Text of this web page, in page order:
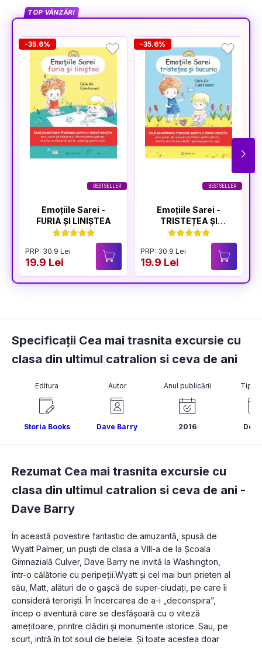
TOP VÂNZĂRI
BESTSELLER
-35.6%
Emoțiile Sarei -
FURIA ȘI LINIȘTEA
PRP: 30.9 Lei
19.9 Lei
BESTSELLER
-35.6%
Emoțiile Sarei -
TRISTEȚEA ȘI
BUCURIA
PRP: 30.9 Lei
19.9 Lei
Specificații Cea mai trasnita excursie cu
clasa din ultimul catralion si ceva de ani
Editura
Storia Books
Autor
Dave Barry
Anul publicării
2016
Tip
Rezumat Cea mai trasnita excursie cu
clasa din ultimul catralion si ceva de ani -
Dave Barry
În această povestire fantastic de amuzantă, spusă de
Wyatt Palmer, un puști de clasa a VIII-a de la Școala
Gimnazială Culver, Dave Barry ne invită la Washington,
într-o călătorie cu peripeții.Wyatt și cel mai bun prieten al
său, Matt, alături de o gașcă de super-ciudați, pe care îi
consideră teroriști. În încercarea de a-i „deconspira”,
încep o aventură care se desfășoară cu o viteză
amețitoare, printre clădiri și monumente istorice. Sau, pe
scurt, intră în tot soiul de belele. Și toate acestea doar